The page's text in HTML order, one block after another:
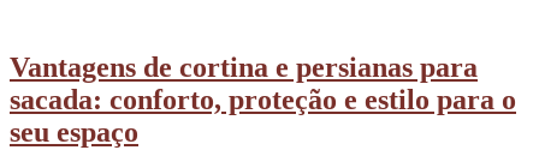
Vantagens de cortina e persianas para
sacada: conforto, proteção e estilo para o
seu espaço